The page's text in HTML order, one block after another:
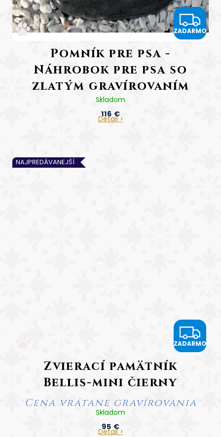
Z
A
ZADARMO
Pomník pre psa -
Náhrobok pre psa so
zlatým gravírovaním
Tlapka
Cena vrátane gravírovania
Skladom
116 €
Detail
NAJPREDÁVANEJŠÍ
Z
A
ZADARMO
Zvierací pamätník
Bellis-mini čierny
Cena vrátane gravírovania
Skladom
95 €
Detail